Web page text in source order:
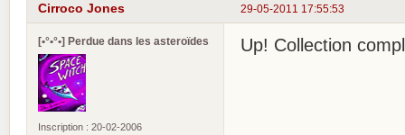
29-05-2011 17:55:53
Cirroco Jones
[•°•°•] Perdue dans les asteroïdes
Inscription : 20-02-2006
Up! Collection